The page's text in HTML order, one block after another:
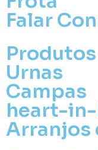
Falar
Produtos
Urnas
Campas
heart-
Arranjos